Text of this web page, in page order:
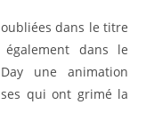
dans le titre
dans le
une animation
qui ont grimé la